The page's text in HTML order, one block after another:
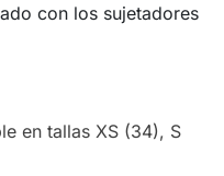
con los sujetadores
en tallas XS (34), S